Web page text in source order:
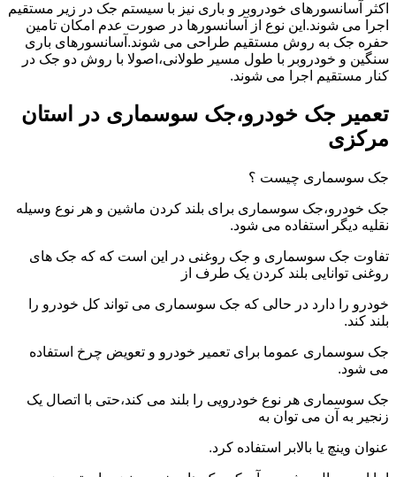
اکثر آسانسورهای خودروبر و باری نیز با سیستم جک در زیر مستقیم
اجرا می شوند.این نوع از آسانسورها در صورت عدم امکان تامین
حفره جک به روش مستقیم طراحی می شوند.آسانسورهای باری
سنگین و خودروبر با طول مسیر طولانی،اصولا با روش دو جک در
کنار مستقیم اجرا می شوند.
تعمیر جک خودرو،جک سوسماری در استان
مرکزی
جک سوسماری چیست ؟
جک خودرو،جک سوسماری برای بلند کردن ماشین و هر نوع وسیله
نقلیه دیگر استفاده می شود.
تفاوت جک سوسماری و جک روغنی در این است که که جک های
روغنی توانایی بلند کردن یک طرف از
خودرو را دارد در حالی که جک سوسماری می تواند کل خودرو را
بلند کند.
جک سوسماری عموما برای تعمیر خودرو و تعویض چرخ استفاده
می شود.
جک سوسماری هر نوع خودرویی را بلند می کند،حتی با اتصال یک
زنجیر به آن می توان به
عنوان وینچ یا بالابر استفاده کرد.